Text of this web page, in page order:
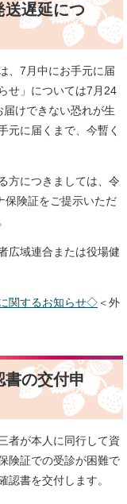
送遅延につ
、7月中にお手元に届
せ」については7月24
けできない恐れが生
元に届くまで、今暫く
方につきましては、令
保険証をご提示いただ
広域連合または役場健
関するお知らせ◇＜外
書の交付申
者が本人に同行して資
険証での受診が困難で
認書を交付します。